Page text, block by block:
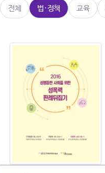
정관·규정·약속
비전선언문
전체 법·정책 교육